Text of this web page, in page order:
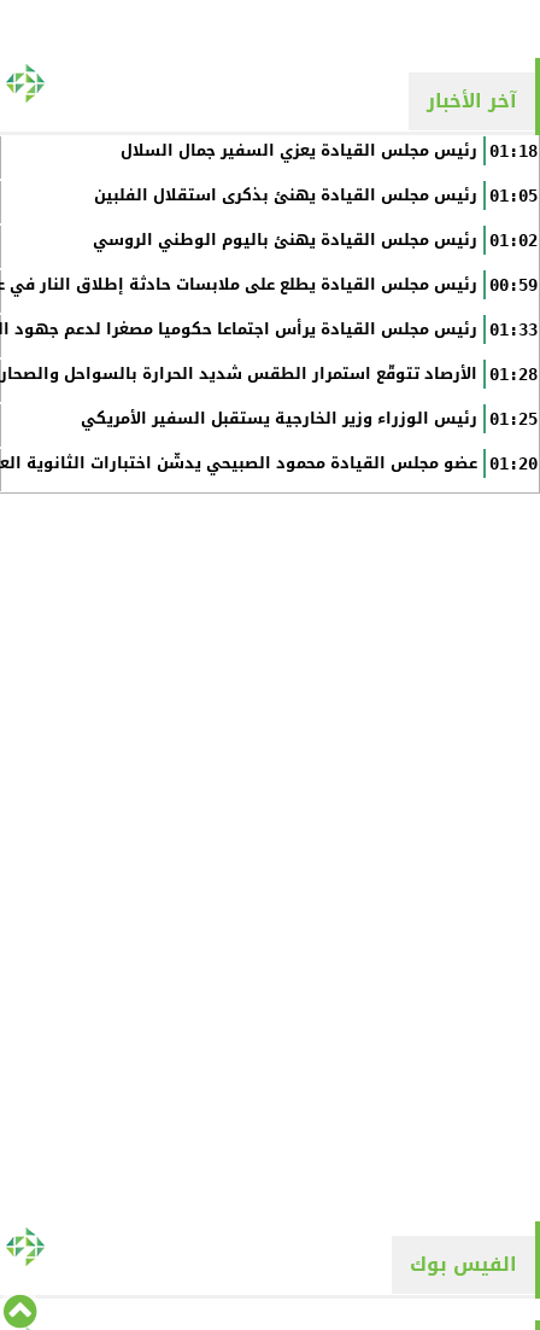
آخر الأخبار
01:18 رئيس مجلس القيادة يعزي السفير جمال السلال
01:05 رئيس مجلس القيادة يهنئ بذكرى استقلال الفلبين
01:02 رئيس مجلس القيادة يهنئ باليوم الوطني الروسي
00:59 رئيس مجلس القيادة يطلع على ملابسات حادثة إطلاق النار في
01:33 رئيس مجلس القيادة يرأس اجتماعا حكوميا مصغرا لدعم جهود
01:28 الأرصاد تتوقّع استمرار الطقس شديد الحرارة بالسواحل
01:25 رئيس الوزراء وزير الخارجية يستقبل السفير الأمريكي
01:20 عضو مجلس القيادة محمود الصبيحي يدشّن اختبارات الثانوية
الفيس بوك